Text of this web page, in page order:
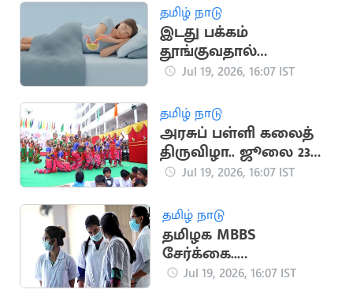
தமிழ் நாடு
இடது பக்கம்
தூங்குவதால்
கிடைக்கும் முக்கிய
Jul 19, 2026, 16:07 IST
தமிழ் நாடு
அரசுப் பள்ளி கலைத்
திருவிழா.. ஜூலை 23
முதல் தொடக்கம்
Jul 19, 2026, 16:07 IST
தமிழ் நாடு
தமிழக MBBS
சேர்க்கை..
எதிர்பார்க்கப்படும் கட்-
Jul 19, 2026, 16:07 IST